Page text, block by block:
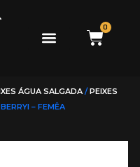
0
ÁGUA SALGADA/PEIXES
– FEMÊA